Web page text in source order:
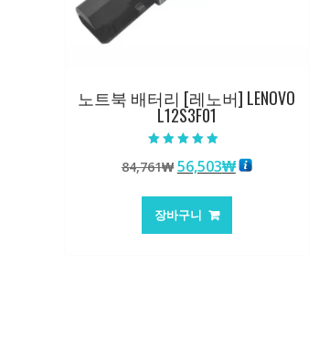
노트북 배터리 [레노버] LENOVO
L12S3F01
5.00
로 평가됨
84,761₩ 원
가
격:
56,503₩현
장바구니